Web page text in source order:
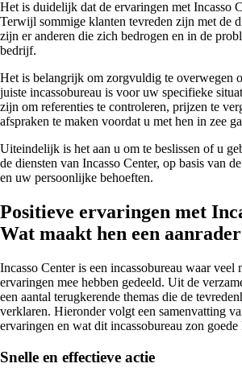
Het is duidelijk dat de ervaringen met Incasso
Terwijl sommige klanten tevreden zijn met de
zijn er anderen die zich bedrogen en in de
bedrijf.
Het is belangrijk om zorgvuldig te overwegen
juiste incassobureau is voor uw specifieke
zijn om referenties te controleren, prijzen te
afspraken te maken voordat u met hen in zee
Uiteindelijk is het aan u om te beslissen of u
de diensten van Incasso Center, op basis van
en uw persoonlijke behoeften.
Positieve ervaringen met
Wat maakt hen een
Incasso Center is een incassobureau waar veel
ervaringen mee hebben gedeeld. Uit de
een aantal terugkerende themas die de
verklaren. Hieronder volgt een samenvatting
ervaringen en wat dit incassobureau zon goede
Snelle en effectieve actie